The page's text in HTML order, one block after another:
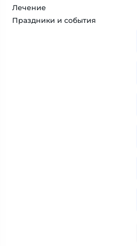
Лечение
Праздники и события